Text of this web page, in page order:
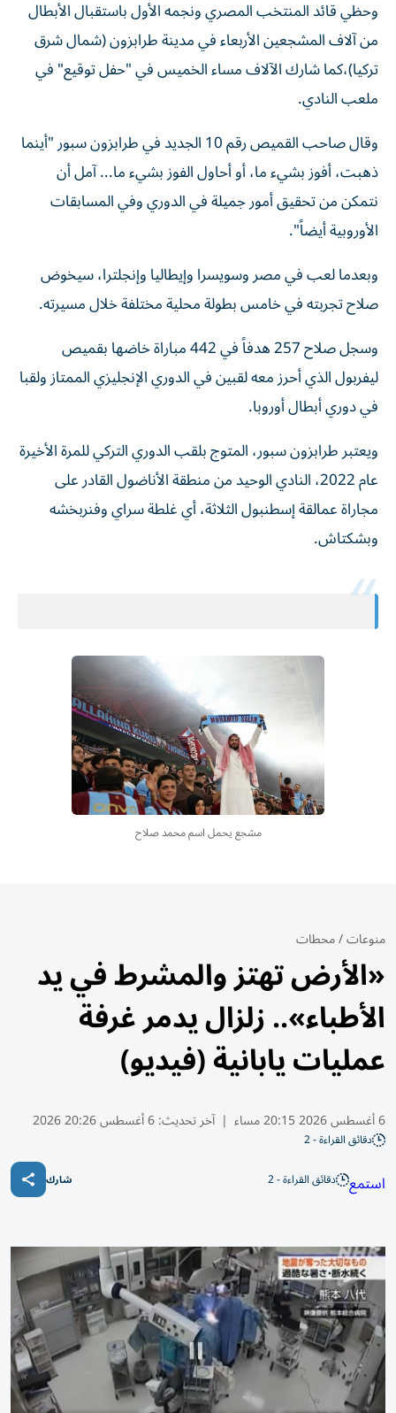
وحظي قائد المنتخب المصري ونجمه الأول باستقبال الأبطال
من آلاف المشجعين الأربعاء في مدينة طرابزون (شمال شرق
تركيا)،كما شارك الآلاف مساء الخميس في "حفل توقيع" في
ملعب النادي.
وقال صاحب القميص رقم 10 الجديد في طرابزون سبور "أينما
ذهبت، أفوز بشيء ما، أو أحاول الفوز بشيء ما... آمل أن
نتمكن من تحقيق أمور جميلة في الدوري وفي المسابقات
الأوروبية أيضاً".
وبعدما لعب في مصر وسويسرا وإيطاليا وإنجلترا، سيخوض
صلاح تجربته في خامس بطولة محلية مختلفة خلال مسيرته.
وسجل صلاح 257 هدفاً في 442 مباراة خاضها بقميص
ليفربول الذي أحرز معه لقبين في الدوري الإنجليزي الممتاز ولقبا
في دوري أبطال أوروبا.
ويعتبر طرابزون سبور، المتوج بلقب الدوري التركي للمرة الأخيرة
عام 2022، النادي الوحيد من منطقة الأناضول القادر على
مجاراة عمالقة إسطنبول الثلاثة، أي غلطة سراي وفنربخشه
وبشكتاش.
مشجع يحمل اسم محمد صلاح
منوعات/محطات
«الأرض تهتز والمشرط في يد
الأطباء».. زلزال يدمر غرفة
عمليات يابانية (فيديو)
6 أغسطس 2026 20:15 مساء | آخر تحديث:6 أغسطس 20:26 2026
دقائق القراءة - 2
استمع دقائق القراءة - 2 شارك